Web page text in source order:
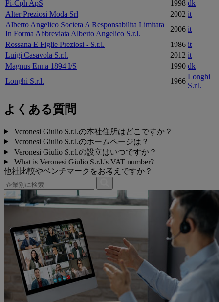
Pi-Cph ApS 1998 dk
Alter Preziosi Moda Srl
2002 it
Alberto Angelico Societa A Responsabilita Limitata
In Forma Abbreviata Alberto Angelico S.r.l.
2006 it
Rossana E Figlie Preziosi - S.r.l.
1986 it
Luigi Casavola S.r.l.
2012 it
Magnus Enna 1894 I/S
1990 dk
Longhi S.r.l.
1966
Longhi
S.r.l.
よくある質問
Veronesi Giulio S.r.l.の本社住所はどこですか？
Veronesi Giulio S.r.l.のホームページは？
Veronesi Giulio S.r.l.の設立はいつですか？
What is Veronesi Giulio S.r.l.'s VAT number?
他社比較やベンチマークをお考えですか？